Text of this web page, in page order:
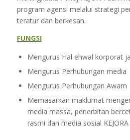
program agensi melalui strategi
teratur dan berkesan.
FUNGSI
Mengurus Hal ehwal korporat
Mengurus Perhubungan media
Mengurus Perhubungan Awam
Memasarkan maklumat
media massa, penerbitan
rasmi dan media sosial KEJORA